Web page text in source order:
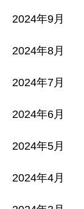
2024年9月
2024年8月
2024年7月
2024年6月
2024年5月
2024年4月